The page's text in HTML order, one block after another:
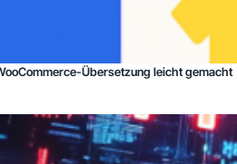
Übersetzung leicht gemacht